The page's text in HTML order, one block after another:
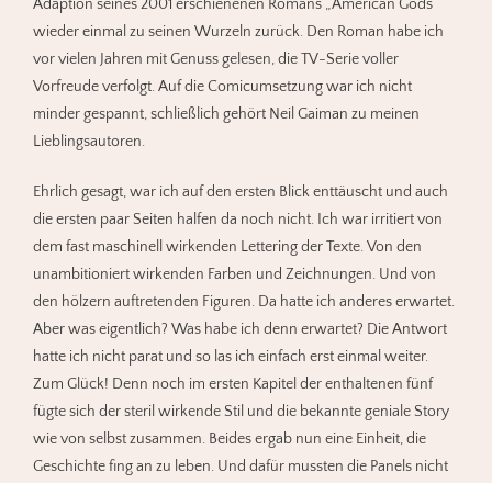
Adaption seines 2001 erschienenen Romans „American Gods“
wieder einmal zu seinen Wurzeln zurück. Den Roman habe ich
vor vielen Jahren mit Genuss gelesen, die TV-Serie voller
Vorfreude verfolgt. Auf die Comicumsetzung war ich nicht
minder gespannt, schließlich gehört Neil Gaiman zu meinen
Lieblingsautoren.
Ehrlich gesagt, war ich auf den ersten Blick enttäuscht und auch
die ersten paar Seiten halfen da noch nicht. Ich war irritiert von
dem fast maschinell wirkenden Lettering der Texte. Von den
unambitioniert wirkenden Farben und Zeichnungen. Und von
den hölzern auftretenden Figuren. Da hatte ich anderes erwartet.
Aber was eigentlich? Was habe ich denn erwartet? Die Antwort
hatte ich nicht parat und so las ich einfach erst einmal weiter.
Zum Glück! Denn noch im ersten Kapitel der enthaltenen fünf
fügte sich der steril wirkende Stil und die bekannte geniale Story
wie von selbst zusammen. Beides ergab nun eine Einheit, die
Geschichte fing an zu leben. Und dafür mussten die Panels nicht